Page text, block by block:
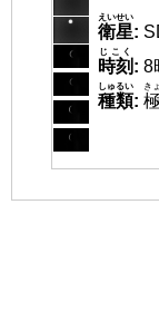
衛星
えいせい
:
時刻
じこく
: 8
種類
しゅるい
:
き